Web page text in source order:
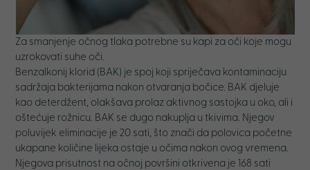
Za smanjenje očnog tlaka potrebne su kapi za oči koje mogu
uzrokovati suhe oči.
Benzalkonij klorid (BAK) je spoj koji spriječava kontaminaciju
sadržaja bakterijama nakon otvaranja bočice. BAK djeluje
kao deterdžent, olakšava prolaz aktivnog sastojka u oko, ali i
oštećuje rožnicu. BAK se dugo nakuplja u tkivima. Njegov
poluvijek eliminacije je 20 sati, što znači da polovica početne
ukapane količine lijeka ostaje u očima nakon ovog vremena.
Njegova prisutnost na očnoj površini otkrivena je 168 sati